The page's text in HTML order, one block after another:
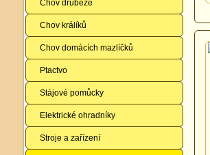
Chov drůbeže
Chov králíků
Chov domácích mazlíčků
Ptactvo
Stájové pomůcky
Elektrické ohradníky
Stroje a zařízení